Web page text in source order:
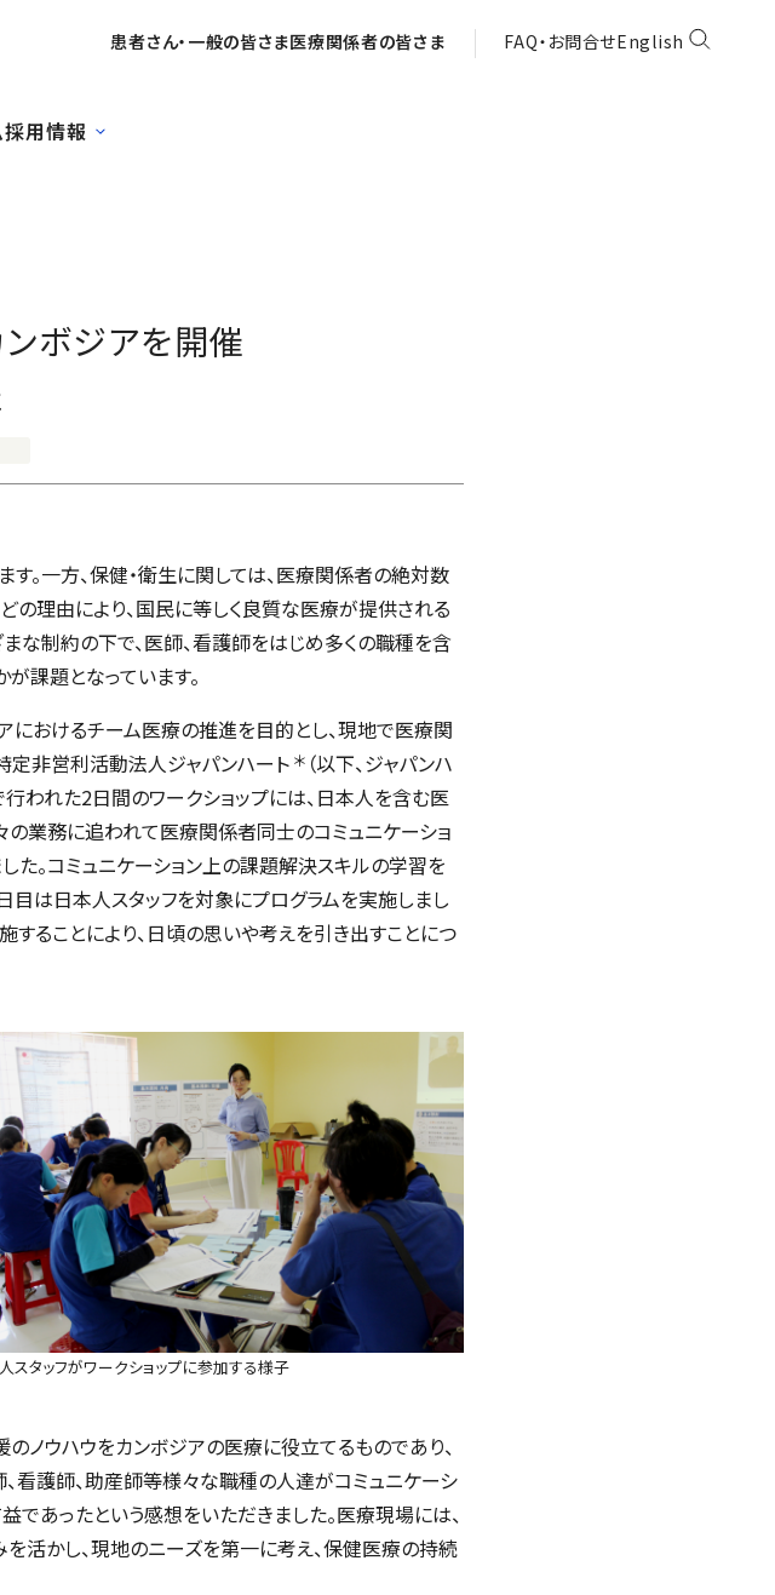
患者さん・一般の皆さま医療関係者の皆さま FAQ・お問合せEnglish
採用情報
ボジアを開催
。一方、保健・衛生に関しては、医療関係者の絶対数
の理由により、国民に等しく良質な医療が提供される
な制約の下で、医師、看護師をはじめ多くの職種を含
課題となっています。
におけるチーム医療の推進を目的とし、現地で医療関
定非営利活動法人ジャパンハート ＊ （以下、ジャパンハ
われた2日間のワークショップには、日本人を含む医
の業務に追われて医療関係者同士のコミュニケーショ
。コミュニケーション上の課題解決スキルの学習を
目は日本人スタッフを対象にプログラムを実施しまし
ることにより、日頃の思いや考えを引き出すことにつ
スタッフがワークショップに参加する様子
ノウハウをカンボジアの医療に役立てるものであり、
看護師、助産師等様々な職種の人達がコミュニケーシ
であったという感想をいただきました。医療現場には、
活かし、現地のニーズを第一に考え、保健医療の持続